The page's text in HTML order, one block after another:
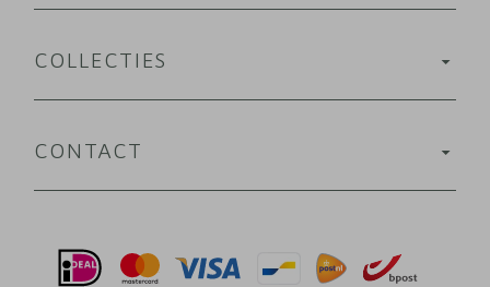
COLLECTIES
CONTACT